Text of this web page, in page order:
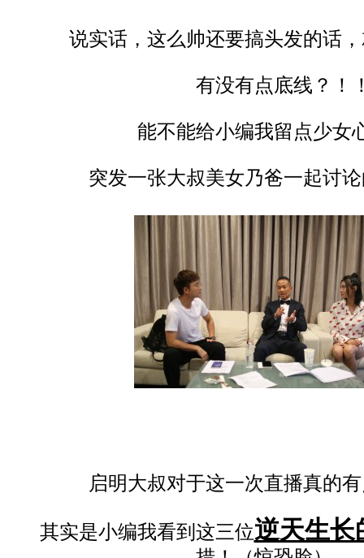
说实话，这么帅还要搞头发的话，
有没有点底线？！
能不能给小编我留点少女
突发一张大叔美女乃爸一起讨论
启明大叔对于这一次直播真的有
其实是小编我看到这三位逆天生长